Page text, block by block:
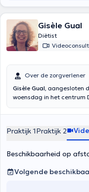
de vie de chacun. Sont
fruits, de légumes, de
Gisèle Gual
Diëtist
Over de zorgverlener
Gisèle Gual, aangesloten
woensdag in het centrum
eveneens een
google translate
Praktijk 1Praktijk 2
Beschikbaarheid op
Volgende